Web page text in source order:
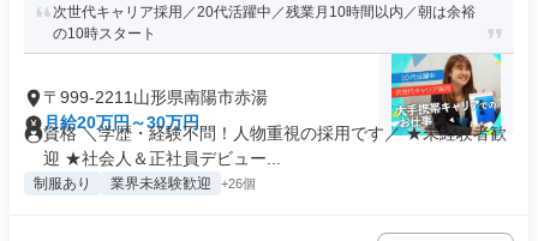
次世代キャリア採用／20代活躍中／残業月10時間以内／朝は余裕
の10時スタート
〒999-2211山形県南陽市赤湯
月給20万円～30万円
資格 ＼学歴・経験不問！人物重視の採用です／ ★未経験者歓
迎 ★社会人＆正社員デビュー...
制服あり 業界未経験歓迎 +26個